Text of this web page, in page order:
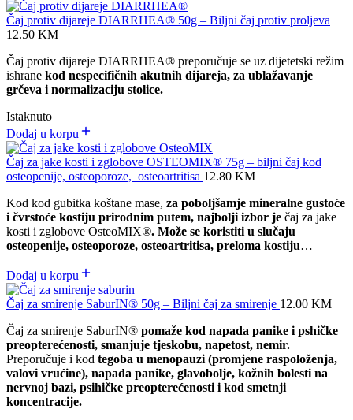
Čaj protiv dijareje DIARRHEA® 50g – Biljni čaj protiv proljeva
12.50 KM
Čaj protiv dijareje DIARRHEA® preporučuje se uz dijetetski režim
ishrane kod nespecifičnih akutnih dijareja, za ublažavanje
grčeva i normalizaciju stolice.
Istaknuto
Dodaj u korpu
Čaj za jake kosti i zglobove OSTEOMIX® 75g – biljni čaj kod
osteopenije, osteoporoze, osteoartritisa 12.80 KM
Kod kod gubitka koštane mase, za poboljšamje mineralne gustoće
i čvrstoće kostiju prirodnim putem, najbolji izbor je čaj za jake
kosti i zglobove OsteoMIX®. Može se koristiti u slučaju
osteopenije, osteoporoze, osteoartritisa, preloma kostiju…
Dodaj u korpu
Čaj za smirenje SaburIN® 50g – Biljni čaj za smirenje 12.00 KM
Čaj za smirenje SaburIN® pomaže kod napada panike i pshičke
preopterećenosti, smanjuje tjeskobu, napetost, nemir.
Preporučuje i kod tegoba u menopauzi (promjene raspoloženja,
valovi vrućine), napada panike, glavobolje, kožnih bolesti na
nervnoj bazi, psihičke preopterećenosti i kod smetnji
koncentracije.